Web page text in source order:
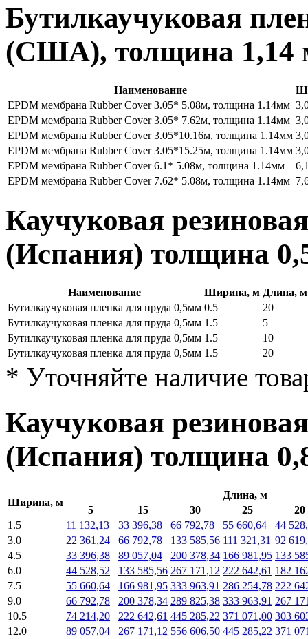
Бутилкаучуковая
(США), толщина 1,14
Наименование
EPDM мембрана Rubber Cover 3.05* 5.08м, толщина 1.14мм
EPDM мембрана Rubber Cover 3.05* 7.62м, толщина 1.14мм
EPDM мембрана Rubber Cover 3.05*10.16м, толщина 1.14мм
EPDM мембрана Rubber Cover 3.05*15.25м, толщина 1.14мм
EPDM мембрана Rubber Cover 6.1* 5.08м, толщина 1.14мм
EPDM мембрана Rubber Cover 7.62* 5.08м, толщина 1.14мм
Каучуковая
(Испания) толщина
Наименование Ширина, м Длина, м
Бутилкаучуковая пленка для пруда 0,5мм 0.5
20
Бутилкаучуковая пленка для пруда 0,5мм 1.5
5
Бутилкаучуковая пленка для пруда 0,5мм 1.5
10
Бутилкаучуковая пленка для пруда 0,5мм 1.5 20
* Уточняйте наличие
Каучуковая
(Испания) толщина
Ширина, м
Длина, м
5
15 30 25
20
1.5
11 132,13 33 396,38 66 792,78 55 660,64
44
3.0
22 361,24 66 792,78 133 585,56 111 321,31 92
4.5
33 396,38 89 057,04 200 378,34 166 981,95 133
6.0
44 528,52 133 585,56 267 171,12 222 642,61 182
7.5
55 660,64 166 981,95 333 963,91 286 254,78 222
9.0
66 792,78 200 378,34 289 825,38 333 963,91 267
10.5
74 214,20 222 642,61 445 285,22 371 071,00 303
12.0
89 057,04 267 171,12 556 606,50 445 285,22 371